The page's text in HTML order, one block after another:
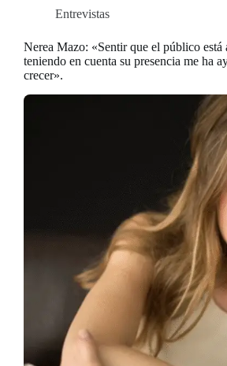
Entrevistas
Nerea Mazo: «Sentir que el público está
teniendo en cuenta su presencia me ha
crecer».